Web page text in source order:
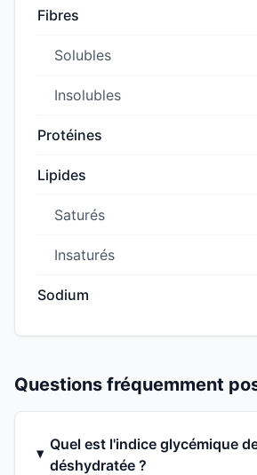
Fibres
Solubles
Insolubles
Protéines
Lipides
Saturés
Insaturés
Sodium
Questions fréquemment
Quel est l'indice glycémique
déshydratée ?